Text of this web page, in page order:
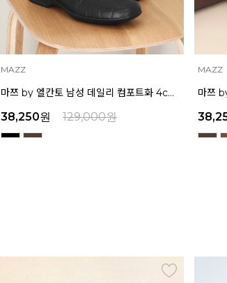
MAZZ
마쯔 by 엘칸토 남성 캐주얼 더비 슈즈 2.4cm LCMC21M326
38,250원 129,000원
MAZZ